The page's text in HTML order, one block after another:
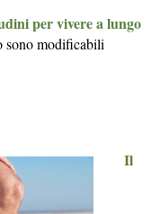
per vivere a lungo
sono modificabili
Il